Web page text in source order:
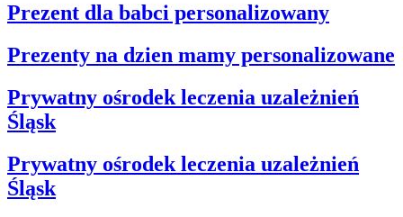
Prezent dla babci personalizowany
Prezenty na dzien mamy personalizowane
Prywatny ośrodek leczenia uzależnień
Śląsk
Prywatny ośrodek leczenia uzależnień
Śląsk